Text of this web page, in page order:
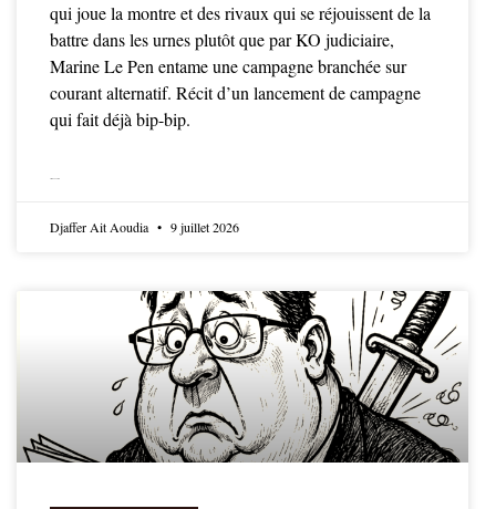
qui joue la montre et des rivaux qui se réjouissent de la
battre dans les urnes plutôt que par KO judiciaire,
Marine Le Pen entame une campagne branchée sur
courant alternatif. Récit d’un lancement de campagne
qui fait déjà bip-bip.
Djaffer Ait Aoudia 9 juillet 2026